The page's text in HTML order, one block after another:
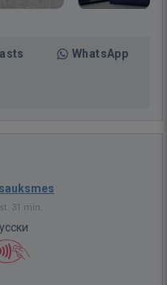
WhatsApp
31 min.